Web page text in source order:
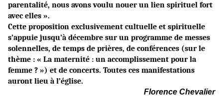
parentalité, nous avons voulu nouer un lien spirituel fort
avec elles ».
Cette proposition exclusivement cultuelle et spirituelle
s’appuie jusqu’à décembre sur un programme de messes
solennelles, de temps de prières, de conférences (sur le
thème : « La maternité : un accomplissement pour la
femme ? ») et de concerts. Toutes ces manifestations
auront lieu à l’église.
Florence Chevalier